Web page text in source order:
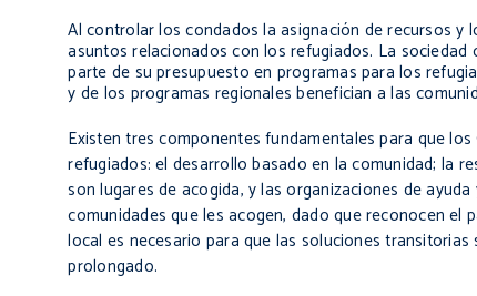
Al controlar los condados la asignación de recursos
asuntos relacionados con los refugiados. La
parte de su presupuesto en programas para los
y de los programas regionales benefician a las
Existen tres componentes fundamentales para que
refugiados: el desarrollo basado en la comunidad; la
son lugares de acogida, y las organizaciones de
comunidades que les acogen, dado que reconocen el
local es necesario para que las soluciones
prolongado.